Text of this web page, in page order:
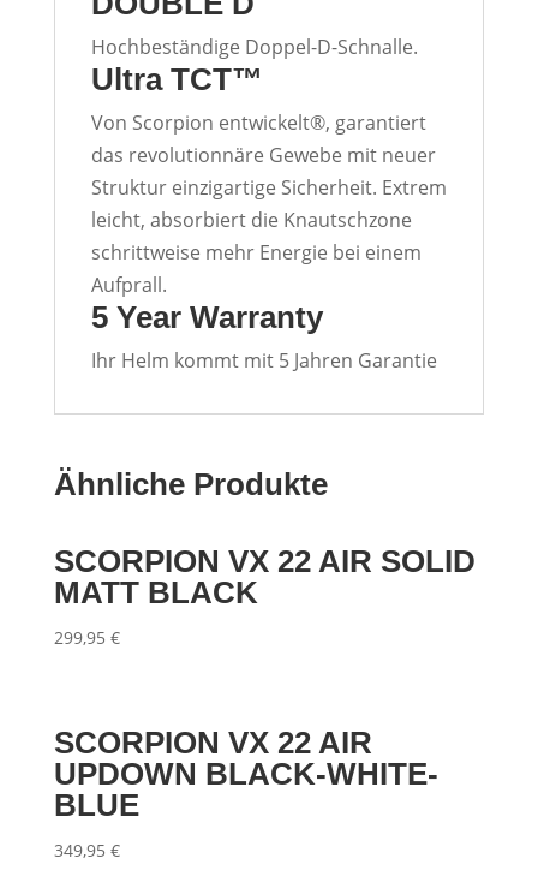
Hochbeständige Doppel-D-Schnalle.
Ultra TCT™
Von Scorpion entwickelt®, garantiert
das revolutionnäre Gewebe mit neuer
Struktur einzigartige Sicherheit. Extrem
leicht, absorbiert die Knautschzone
schrittweise mehr Energie bei einem
Aufprall.
5 Year Warranty
Ihr Helm kommt mit 5 Jahren Garantie
Ähnliche Produkte
SCORPION VX 22 AIR SOLID
MATT BLACK
299,95 €
SCORPION VX 22 AIR
UPDOWN BLACK-WHITE-
BLUE
349,95 €